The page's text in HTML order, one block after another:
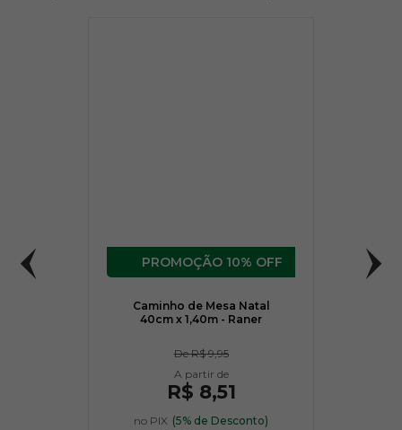
10% OFF
Caminho de Mesa Natal
40cm x 1,40m - Raner
DeR$ 9,95
R$ 8,51
no PIX (5% de Desconto)